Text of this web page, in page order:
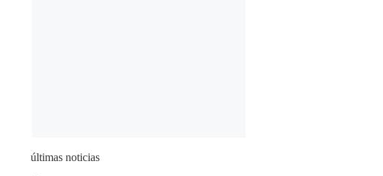
últimas noticias